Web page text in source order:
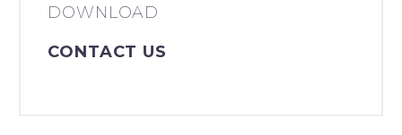
DOWNLOAD
CONTACT US